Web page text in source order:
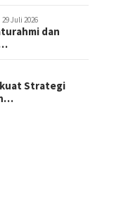
29 Juli 2026
dan
Strategi